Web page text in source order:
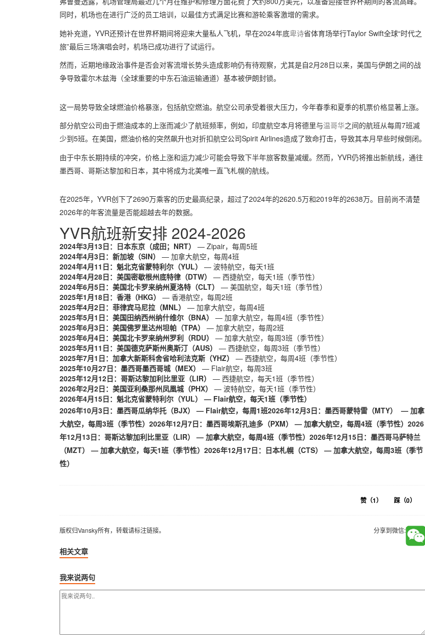
同时，机场也在进行广泛的员工培训，以最佳方式满足比赛和游轮乘客激增的需求。
她补充道，YVR还预计在世界杯期间将迎来大量私人飞机，早在2024年底卑诗省体育场举行Taylor Swift全球“时代之
旅”最后三场演唱会时，机场已成功进行了试运行。
然而，近期地缘政治事件是否会对客流增长势头造成影响仍有待观察，尤其是自2月28日以来，美国与伊朗之间的战
争导致霍尔木兹海（全球重要的中东石油运输通道）基本被伊朗封锁。
这一局势导致全球燃油价格暴涨，包括航空燃油。航空公司承受着很大压力，今年春季和夏季的机票价格显著上涨。
部分航空公司由于燃油成本的上涨而减少了航班频率，例如，印度航空本月将德里与温哥华之间的航班从每周7班减
少到5班。在美国，燃油价格的突然飙升也对折扣航空公司Spirit Airlines造成了致命打击，导致其本月早些时候倒闭。
由于中东长期持续的冲突，价格上涨和运力减少可能会导致下半年旅客数量减缓。然而，YVR仍将推出新航线，通往
墨西哥、哥斯达黎加和日本，其中将成为北美唯一直飞札幌的航线。
在2025年，YVR创下了2690万乘客的历史最高纪录，超过了2024年的2620.5万和2019年的2638万。目前尚不清楚
2026年的年客流量是否能超越去年的数据。
YVR航班新安排 2024-2026
2024年3月13日：日本东京（成田；NRT）
— Zipair，每周5班
2024年4月3日：新加坡（SIN） — 加拿大航空，每周4班
2024年4月11日：魁北克省蒙特利尔（YUL）
— 波特航空，每天1班
2024年4月28日：美国密歇根州底特律（DTW）
— 西捷航空，每天1班（季节性）
2024年6月5日：美国北卡罗来纳州夏洛特（CLT）
— 美国航空，每天1班（季节性）
2025年1月18日：香港（HKG） — 香港航空，每周2班
2025年4月2日：菲律宾马尼拉（MNL）
— 加拿大航空，每周4班
2025年5月1日：美国田纳西州纳什维尔（BNA）
— 加拿大航空，每周4班（季节性）
2025年6月3日：美国佛罗里达州坦帕（TPA）
— 加拿大航空，每周2班
2025年6月4日：美国北卡罗来纳州罗利（RDU）
— 加拿大航空，每周3班（季节性）
2025年5月11日：美国德克萨斯州奥斯汀（AUS）
— 西捷航空，每周3班（季节性）
2025年7月1日：加拿大新斯科舍省哈利法克斯（YHZ） — 西捷航空，每周4班（季节性）
2025年10月27日：墨西哥墨西哥城（MEX）
— Flair航空，每周3班
2025年12月12日：哥斯达黎加利比里亚（LIR）
— 西捷航空，每天1班（季节性）
2026年2月2日：美国亚利桑那州凤凰城（PHX）
— 波特航空，每天1班（季节性）
2026年4月15日：魁北克省蒙特利尔（YUL） — Flair航空，每天1班（季节性）
2026年10月3日：墨西哥瓜纳华托（BJX） — Flair航空，每周1班2026年12月3日：墨西哥蒙特雷（MTY） — 加拿
大航空，每周3班（季节性）2026年12月7日：墨西哥埃斯孔迪多（PXM） — 加拿大航空，每周4班（季节性）2026
年12月13日：哥斯达黎加利比里亚（LIR） — 加拿大航空，每周4班（季节性）2026年12月15日：墨西哥马萨特兰
（MZT） — 加拿大航空，每天1班（季节性）2026年12月17日：日本札幌（CTS） — 加拿大航空，每周3班（季节
性）
赞（1） 踩（0）
版权归Vansky所有，转载请标注链接。 分享到微信:
相关文章
我来说两句